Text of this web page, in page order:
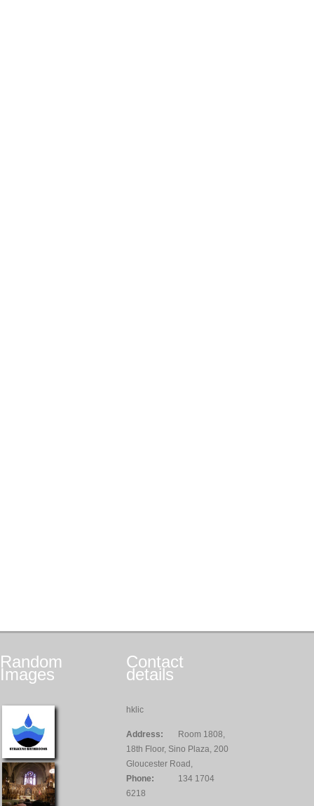
Random
Images
Contact
details
hklic
Address:
Room 1808,
18th Floor, Sino Plaza, 200
Gloucester Road,
Phone:
134 1704
6218